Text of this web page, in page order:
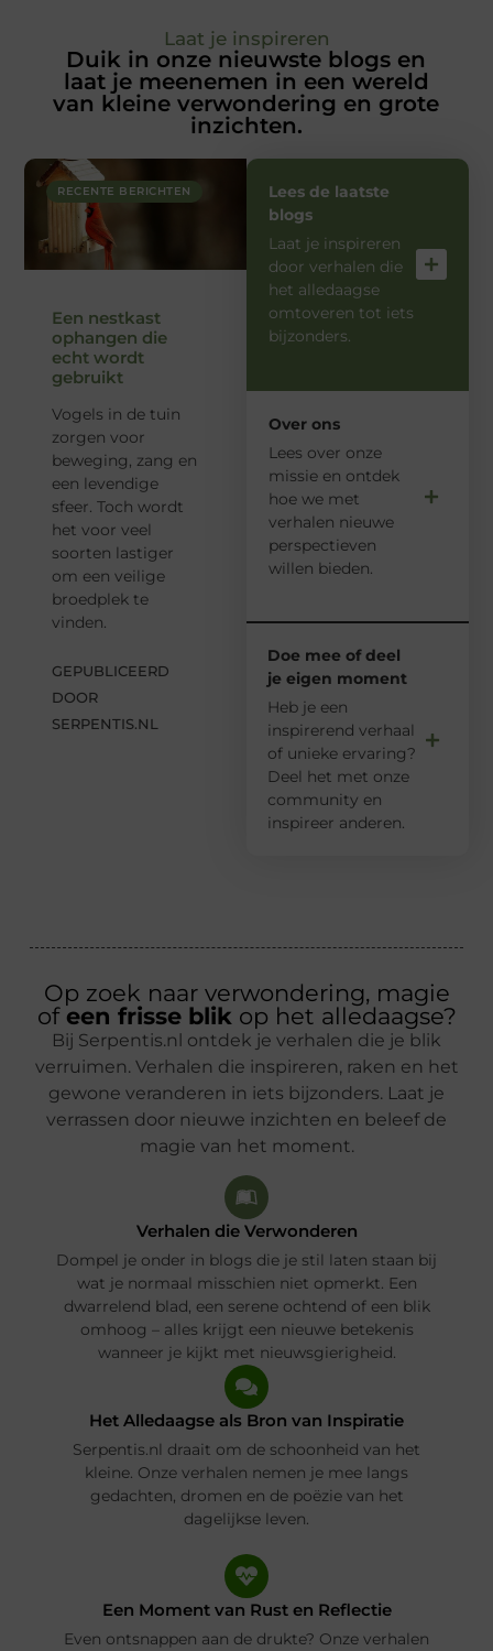
Laat je inspireren
Duik in onze nieuwste blogs en
laat je meenemen in een wereld
van kleine verwondering en grote
inzichten.
RECENTE BERICHTEN
Een nestkast
ophangen die
echt wordt
gebruikt
Vogels in de tuin
zorgen voor
beweging, zang en
een levendige
sfeer. Toch wordt
het voor veel
soorten lastiger
om een veilige
broedplek te
vinden.
GEPUBLICEERD
DOOR
SERPENTIS.NL
Lees de laatste
blogs
Laat je inspireren
door verhalen die
het alledaagse
omtoveren tot iets
bijzonders.
Over ons
Lees over onze
missie en ontdek
hoe we met
verhalen nieuwe
perspectieven
willen bieden.
Doe mee of deel
je eigen moment
Heb je een
inspirerend verhaal
of unieke ervaring?
Deel het met onze
community en
inspireer anderen.
Op zoek naar verwondering, magie
of een frisse blikop het alledaagse?
Bij Serpentis.nl ontdek je verhalen die je blik
verruimen. Verhalen die inspireren, raken en het
gewone veranderen in iets bijzonders. Laat je
verrassen door nieuwe inzichten en beleef de
magie van het moment.
Verhalen die Verwonderen
Dompel je onder in blogs die je stil laten staan bij
wat je normaal misschien niet opmerkt. Een
dwarrelend blad, een serene ochtend of een blik
omhoog – alles krijgt een nieuwe betekenis
wanneer je kijkt met nieuwsgierigheid.
Het Alledaagse als Bron van Inspiratie
Serpentis.nl draait om de schoonheid van het
kleine. Onze verhalen nemen je mee langs
gedachten, dromen en de poëzie van het
dagelijkse leven.
Een Moment van Rust en Reflectie
Even ontsnappen aan de drukte? Onze verhalen